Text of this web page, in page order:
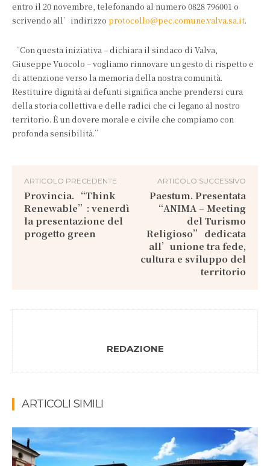
entro il 20 novembre, telefonando al numero 0828 796001 o
scrivendo all’indirizzo protocollo@pec.comune.valva.sa.it.
“Con questa iniziativa – dichiara il sindaco di Valva,
Giuseppe Vuocolo – vogliamo rinnovare un gesto di rispetto e
di attenzione verso la memoria della nostra comunità.
Restituire dignità ai defunti significa anche prendersi cura
della storia collettiva e delle radici che ci legano al nostro
territorio. È un dovere morale e civile che compiamo con
profonda sensibilità.”
ARTICOLO PRECEDENTE
Provincia. “Think
Renewable”: venerdì
la presentazione del
progetto green
ARTICOLO SUCCESSIVO
Paestum. Presentata
“ANIMA – Meeting
del Turismo
Religioso” dedicata
all’unione tra fede,
cultura e sviluppo del
territorio
REDAZIONE
ARTICOLI SIMILI